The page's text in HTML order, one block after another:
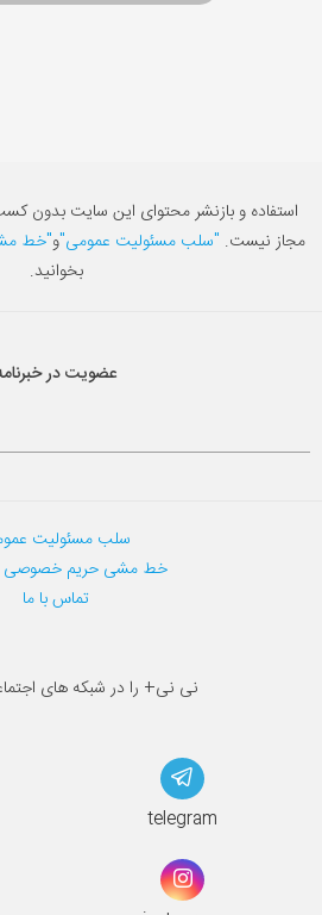
استفاده و بازنشر محتوای این سایت بدون
مجاز نیست. "سلب مسئولیت عمومی"و"خط
بخوانید.
عضویت در
سلب مسئولیت
خط مشی حریم خصوصی
تماس با ما
نی نی+ را در شبکه های
telegram